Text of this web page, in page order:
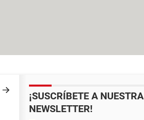
¡SUSCRÍBETE A NUESTRA
NEWSLETTER!